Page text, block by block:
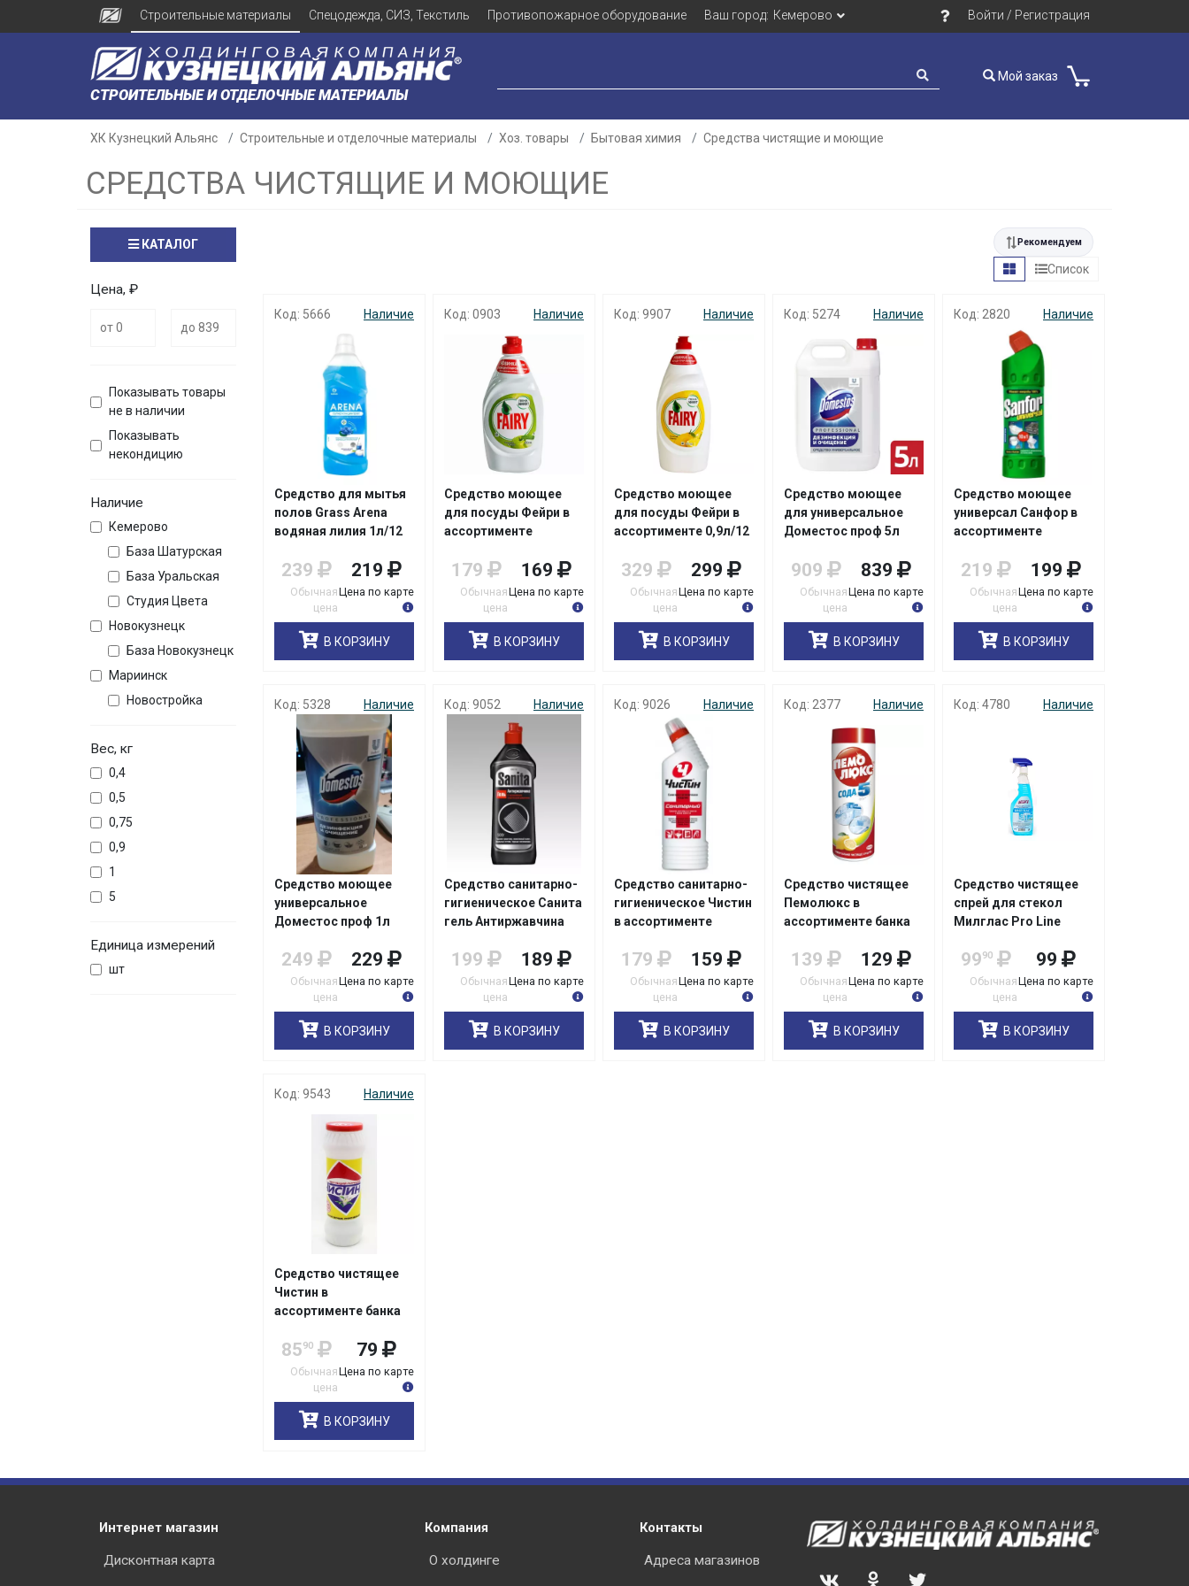
Строительные материалы Спецодежда, СИЗ, Текстиль Противопожарное оборудование Ваш город: Кемерово Войти / Регистрация
СТРОИТЕЛЬНЫЕ И ОТДЕЛОЧНЫЕ МАТЕРИАЛЫ
Мой заказ
ХК Кузнецкий Альянс Строительные и отделочные материалы Хоз. товары Бытовая химия Средства чистящие и моющие
СРЕДСТВА ЧИСТЯЩИЕ И МОЮЩИЕ
КАТАЛОГ
Цена, ₽
Показывать товары
не в наличии
Показывать
некондицию
Наличие
Кемерово
База Шатурская
База Уральская
Студия Цвета
Новокузнецк
База Новокузнецк
Мариинск
Новостройка
Вес, кг
0,4
0,5
0,75
0,9
1
5
Единица измерений
шт
Рекомендуем
Список
Код: 5666 Наличие
Средство для мытья
полов Grass Arena
водяная лилия 1л/12
239
Обычная
цена
219
Цена по карте
В КОРЗИНУ
Код: 0903 Наличие
Средство моющее
для посуды Фейри в
ассортименте
179
Обычная
цена
169
Цена по карте
В КОРЗИНУ
Код: 9907 Наличие
Средство моющее
для посуды Фейри в
ассортименте 0,9л/12
329
Обычная
цена
299
Цена по карте
В КОРЗИНУ
Код: 5274 Наличие
Средство моющее
для универсальное
Доместос проф 5л
909
Обычная
цена
839
Цена по карте
В КОРЗИНУ
Код: 2820 Наличие
Средство моющее
универсал Санфор в
ассортименте
219
Обычная
цена
199
Цена по карте
В КОРЗИНУ
Код: 5328 Наличие
Средство моющее
универсальное
Доместос проф 1л
249
Обычная
цена
229
Цена по карте
В КОРЗИНУ
Код: 9052 Наличие
Средство санитарно-
гигиеническое Санита
гель Антиржавчина
199
Обычная
цена
189
Цена по карте
В КОРЗИНУ
Код: 9026 Наличие
Средство санитарно-
гигиеническое Чистин
в ассортименте
179
Обычная
цена
159
Цена по карте
В КОРЗИНУ
Код: 2377 Наличие
Средство чистящее
Пемолюкс в
ассортименте банка
139
Обычная
цена
129
Цена по карте
В КОРЗИНУ
Код: 4780 Наличие
Средство чистящее
спрей для стекол
Милглас Pro Line
ассортименте/20
9990
Обычная
цена
99
Цена по карте
В КОРЗИНУ
Код: 9543 Наличие
Средство чистящее
Чистин в
ассортименте банка
8590
Обычная
цена
79
Цена по карте
В КОРЗИНУ
Интернет магазин
Дисконтная карта
Компания
О холдинге
Контакты
Адреса магазинов